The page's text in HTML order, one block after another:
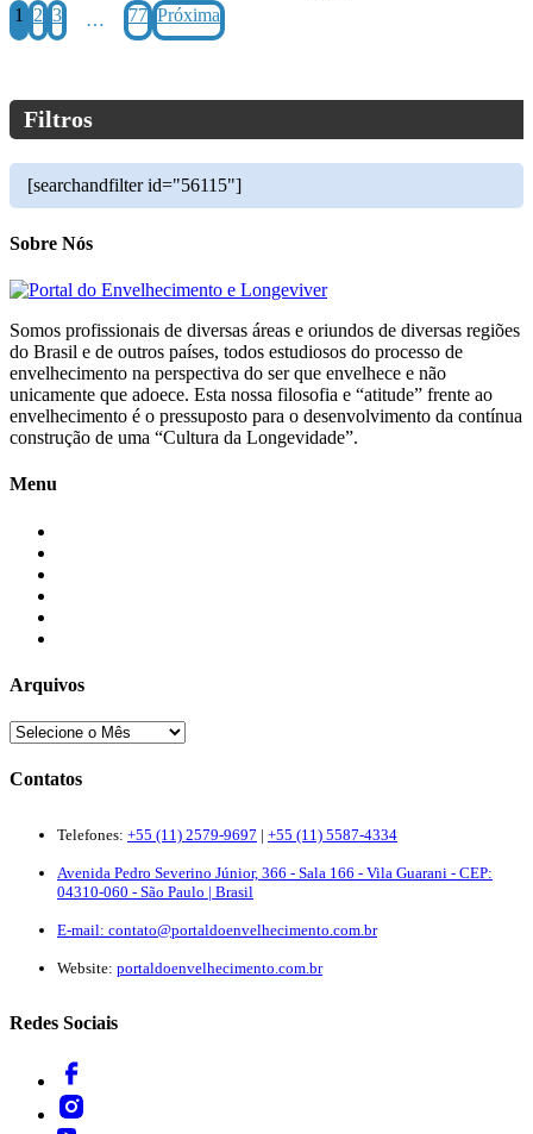
1
2 3 … 77 Próxima
Filtros
[searchandfilter id="56115"]
Sobre Nós
Somos profissionais de diversas áreas e oriundos de diversas regiões
do Brasil e de outros países, todos estudiosos do processo de
envelhecimento na perspectiva do ser que envelhece e não
unicamente que adoece. Esta nossa filosofia e “atitude” frente ao
envelhecimento é o pressuposto para o desenvolvimento da contínua
construção de uma “Cultura da Longevidade”.
Menu
Arquivos
Contatos
Telefones: +55 (11) 2579-9697 | +55 (11) 5587-4334
Avenida Pedro Severino Júnior, 366 - Sala 166 - Vila Guarani - CEP:
04310-060 - São Paulo | Brasil
E-mail: contato@portaldoenvelhecimento.com.br
Website: portaldoenvelhecimento.com.br
Redes Sociais